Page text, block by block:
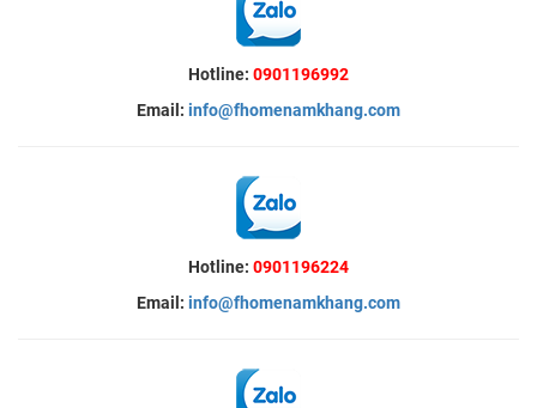
Hotline: 0901196992
Email: info@fhomenamkhang.com
Hotline: 0901196224
Email: info@fhomenamkhang.com